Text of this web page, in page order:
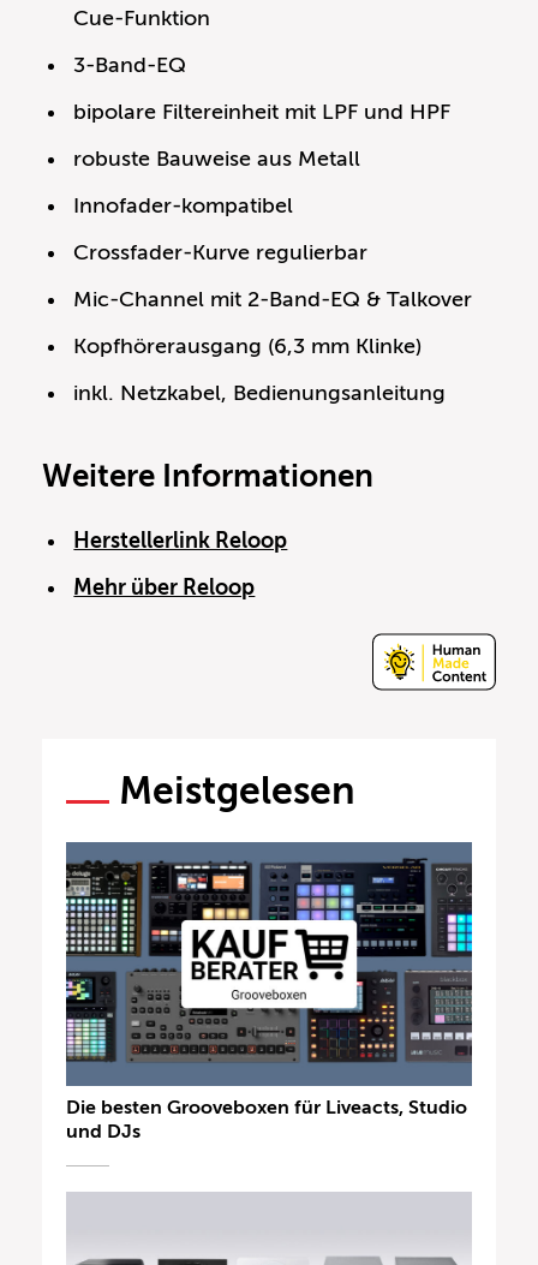
Cue-Funktion
3-Band-EQ
bipolare Filtereinheit mit LPF und HPF
robuste Bauweise aus Metall
Innofader-kompatibel
Crossfader-Kurve regulierbar
Mic-Channel mit 2-Band-EQ & Talkover
Kopfhörerausgang (6,3 mm Klinke)
inkl. Netzkabel, Bedienungsanleitung
Weitere Informationen
Herstellerlink Reloop
Mehr über Reloop
Meistgelesen
Die besten Grooveboxen für Liveacts, Studio
und DJs